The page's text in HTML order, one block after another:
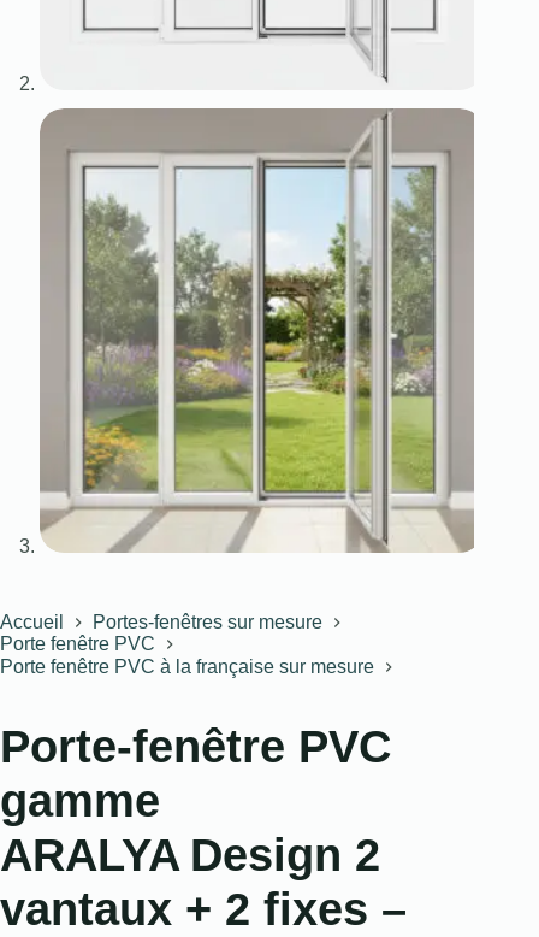
Accueil
Portes-fenêtres sur mesure
Porte fenêtre PVC
Porte fenêtre PVC à la française sur mesure
Porte-fenêtre PVC
gamme
ARALYA Design 2
vantaux + 2 fixes –